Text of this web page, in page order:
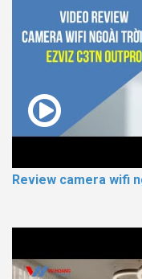
Review camera wifi